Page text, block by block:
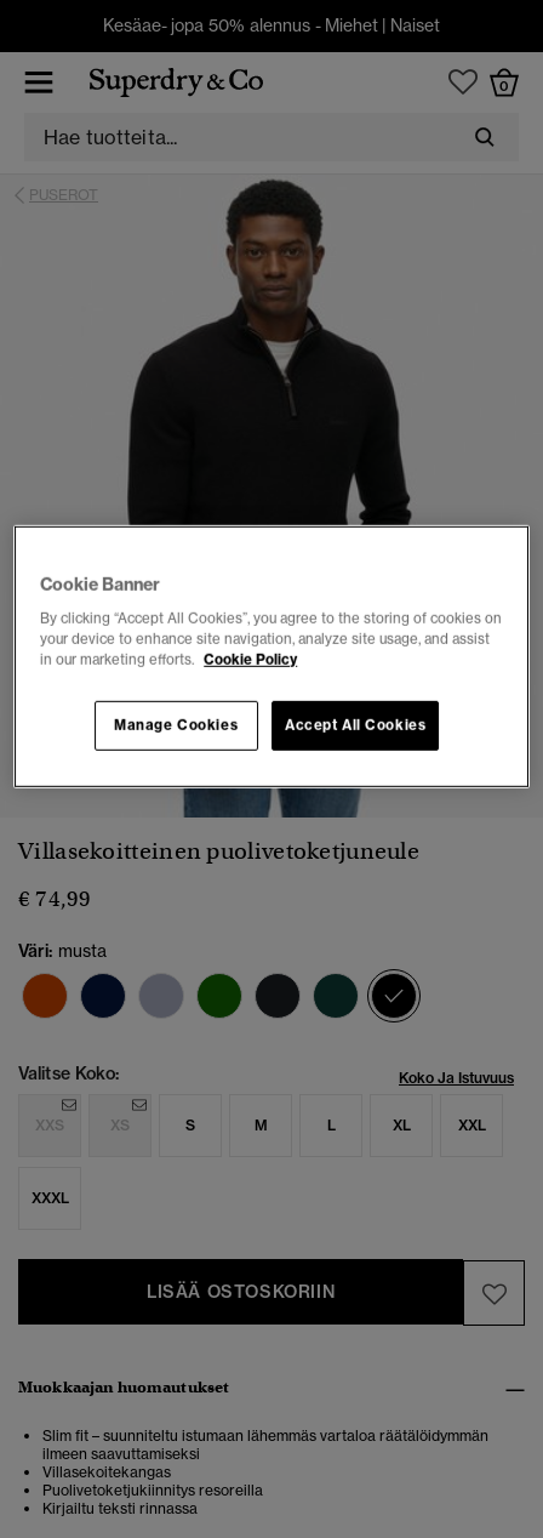
Kesäae- jopa 50% alennus - Miehet | Naiset
0
PUSEROT
1 2 3 4 5 6
Villasekoitteinen puolivetoketjuneule
€ 74,99
Väri: musta
Valitse Koko: Koko Ja Istuvuus
XXS XS S M L XL XXL
XXXL
LISÄÄ OSTOSKORIIN
Muokkaajan huomautukset
Slim fit – suunniteltu istumaan lähemmäs vartaloa räätälöidymmän
ilmeen saavuttamiseksi
Villasekoitekangas
Puolivetoketjukiinnitys resoreilla
Kirjailtu teksti rinnassa
Cookie Banner
By clicking “Accept All Cookies”, you agree to the storing of cookies on
your device to enhance site navigation, analyze site usage, and assist
in our marketing efforts. Cookie Policy
Accept All Cookies
Manage Cookies